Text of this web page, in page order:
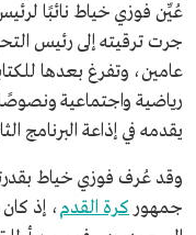
جرت ترقيته إلى رئيس
عامين، وتفرغ بعدها
رياضية واجتماعية ونصوصًا
يقدمه في إذاعة البرنامج
وقد عُرف فوزي خياط
جمهور كرة القدم، إذ كان